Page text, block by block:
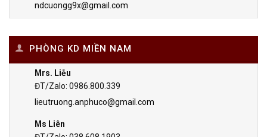
ndcuongg9x@gmail.com
PHÒNG KD MIỀN NAM
Mrs. Liễu
ĐT/Zalo: 0986.800.339
lieutruong.anphuco@gmail.com
Ms Liên